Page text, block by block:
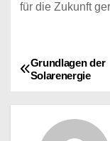
für die Zukunft
B
e
Grundlagen der
Solarenergie